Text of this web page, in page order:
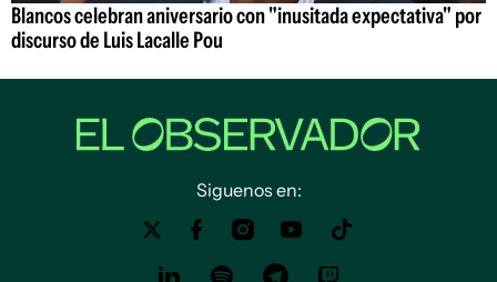
Blancos celebran aniversario con "inusitada expectativa" por
discurso de Luis Lacalle Pou
Siguenos en: